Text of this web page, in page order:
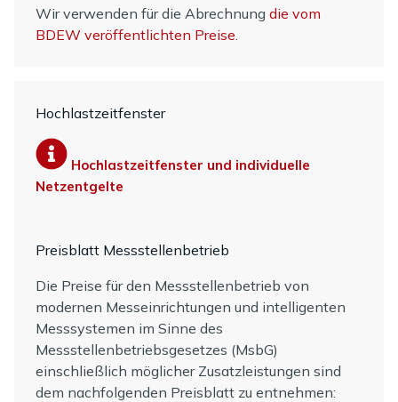
Wir verwenden für die Abrechnung die vom
BDEW veröffentlichten Preise.
Hochlastzeitfenster
Hochlastzeitfenster und individuelle
Netzentgelte
Preisblatt Messstellenbetrieb
Die Preise für den Messstellenbetrieb von
modernen Messeinrichtungen und intelligenten
Messsystemen im Sinne des
Messstellenbetriebsgesetzes (MsbG)
einschließlich möglicher Zusatzleistungen sind
dem nachfolgenden Preisblatt zu entnehmen: